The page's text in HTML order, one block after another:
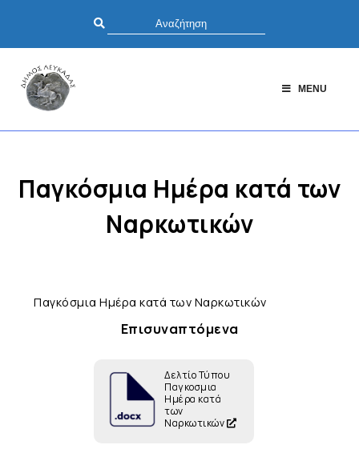
MENU
Παγκόσμια Ημέρα κατά των
Ναρκωτικών
Παγκόσμια Ημέρα κατά των Ναρκωτικών
Επισυναπτόμενα
Δελτίο Τύπου
Παγκοσμια
Ημέρα κατά
των
Ναρκωτικών